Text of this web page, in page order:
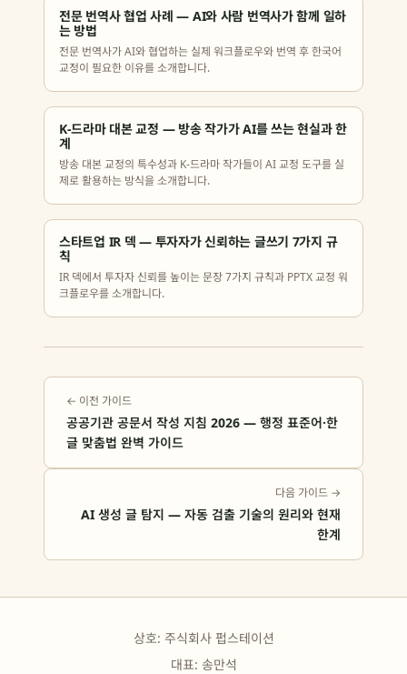
전문 번역사 협업 사례 — AI와 사람 번역사가 함께 일하
는 방법
전문 번역사가 AI와 협업하는 실제 워크플로우와 번역 후 한국어
교정이 필요한 이유를 소개합니다.
K-드라마 대본 교정 — 방송 작가가 AI를 쓰는 현실과 한
계
방송 대본 교정의 특수성과 K-드라마 작가들이 AI 교정 도구를 실
제로 활용하는 방식을 소개합니다.
스타트업 IR 덱 — 투자자가 신뢰하는 글쓰기 7가지 규
칙
IR 덱에서 투자자 신뢰를 높이는 문장 7가지 규칙과 PPTX 교정 워
크플로우를 소개합니다.
← 이전 가이드
공공기관 공문서 작성 지침 2026 — 행정 표준어·한
글 맞춤법 완벽 가이드
다음 가이드 →
AI 생성 글 탐지 — 자동 검출 기술의 원리와 현재
한계
상호: 주식회사 펍스테이션
대표: 송만석